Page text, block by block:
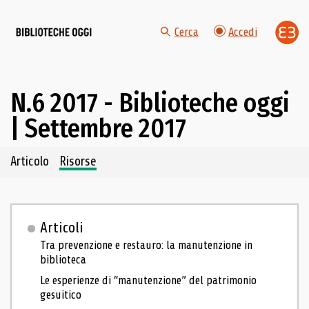
Cerca Accedi
N.6 2017 - Biblioteche oggi
| Settembre 2017
Navigazione dei contenuti del fascicolo
Articolo Risorse
Articoli
Tra prevenzione e restauro: la manutenzione in
biblioteca
Le esperienze di “manutenzione” del patrimonio
gesuitico